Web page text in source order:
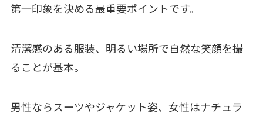
第一印象を決める最重要ポイントです。
清潔感のある服装、明るい場所で自然な笑顔を撮
ることが基本。
男性ならスーツやジャケット姿、女性はナチュラ